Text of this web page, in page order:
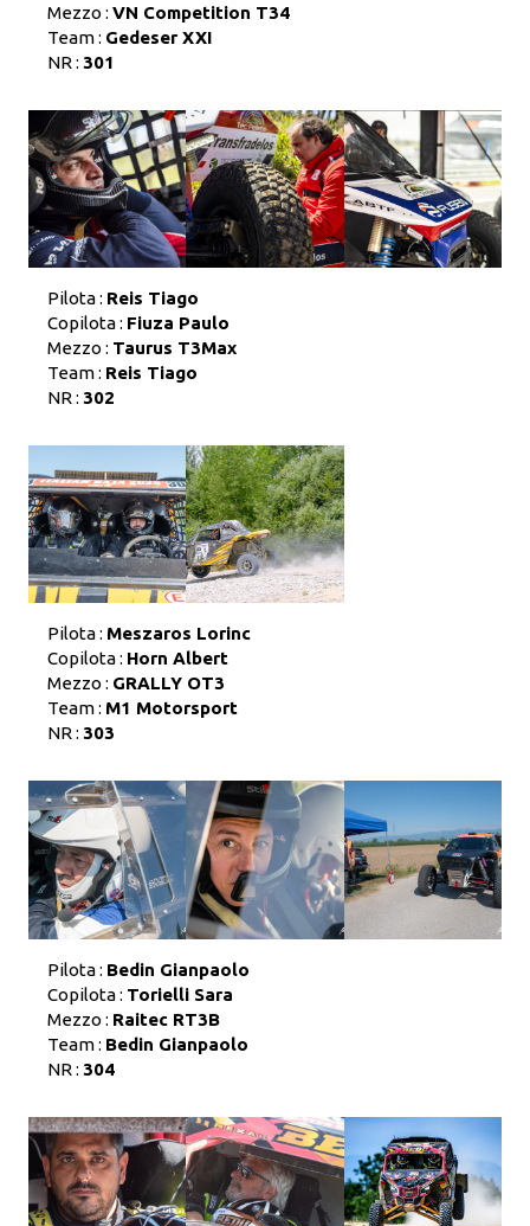
Mezzo : VN Competition T34
Team : Gedeser XXI
NR : 301
Pilota : Reis Tiago
Copilota : Fiuza Paulo
Mezzo : Taurus T3Max
Team : Reis Tiago
NR : 302
Pilota : Meszaros Lorinc
Copilota : Horn Albert
Mezzo : GRALLY OT3
Team : M1 Motorsport
NR : 303
Pilota : Bedin Gianpaolo
Copilota : Torielli Sara
Mezzo : Raitec RT3B
Team : Bedin Gianpaolo
NR : 304